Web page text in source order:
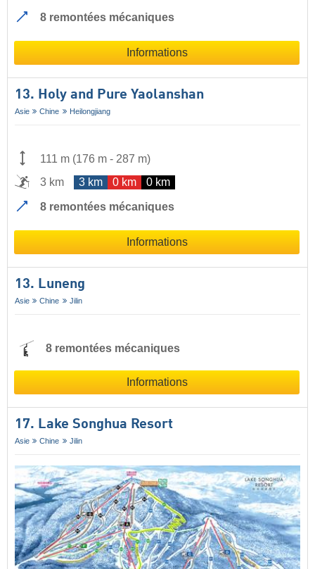
8 remontées mécaniques
Informations
13. Holy and Pure Yaolanshan
Asie Chine Heilongjiang
111 m (176 m - 287 m)
3 km
3 km 0 km 0 km
8 remontées mécaniques
Informations
13. Luneng
Asie Chine Jilin
8 remontées mécaniques
Informations
17. Lake Songhua Resort
Asie Chine Jilin